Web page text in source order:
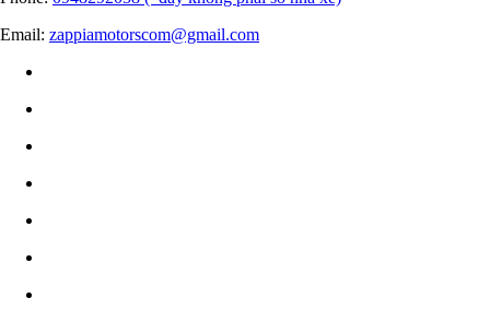
Email: zappiamotorscom@gmail.com